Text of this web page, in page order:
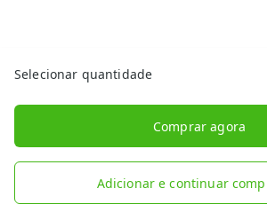
Selecionar quantidade
Comprar agora
Adicionar e continuar